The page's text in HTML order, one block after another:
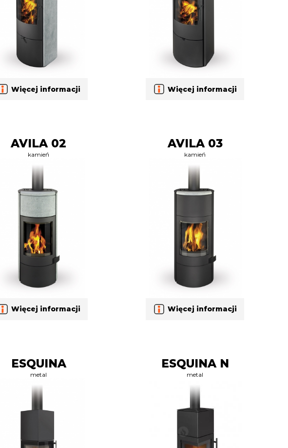
Więcej informacji Więcej informacji
AVILA 02
kamień
Więcej informacji
AVILA 03
kamień
Więcej informacji
ESQUINA
metal
ESQUINA N
metal